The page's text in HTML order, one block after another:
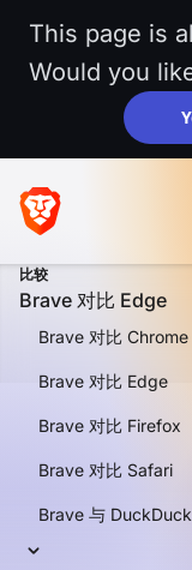
This page is
Would you
比较
Brave 对比 Edge
Brave 对比 Chrome
Brave 对比 Edge
Brave 对比 Firefox
Brave 对比 Safari
Brave 与
并排比较